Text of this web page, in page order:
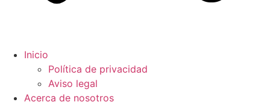
Inicio
Política de privacidad
Aviso legal
Acerca de nosotros